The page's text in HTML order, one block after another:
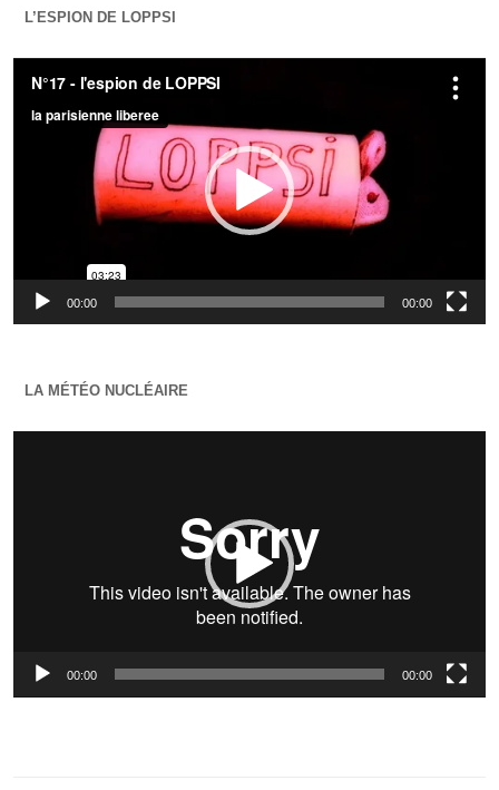
L’ESPION DE LOPPSI
Lecteur
vidéo
00:00 00:00
LA MÉTÉO NUCLÉAIRE
Lecteur
00:00 00:00